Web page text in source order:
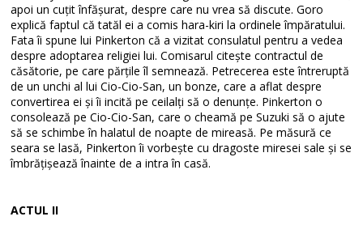
apoi un cuțit înfășurat, despre care nu vrea să discute. Goro
explică faptul că tatăl ei a comis hara-kiri la ordinele împăratului.
Fata îi spune lui Pinkerton că a vizitat consulatul pentru a vedea
despre adoptarea religiei lui. Comisarul citește contractul de
căsătorie, pe care părțile îl semnează. Petrecerea este întreruptă
de un unchi al lui Cio-Cio-San, un bonze, care a aflat despre
convertirea ei și îi incită pe ceilalți să o denunțe. Pinkerton o
consolează pe Cio-Cio-San, care o cheamă pe Suzuki să o ajute
să se schimbe în halatul de noapte de mireasă. Pe măsură ce
seara se lasă, Pinkerton îi vorbește cu dragoste miresei sale și se
îmbrățișează înainte de a intra în casă.
ACTUL II